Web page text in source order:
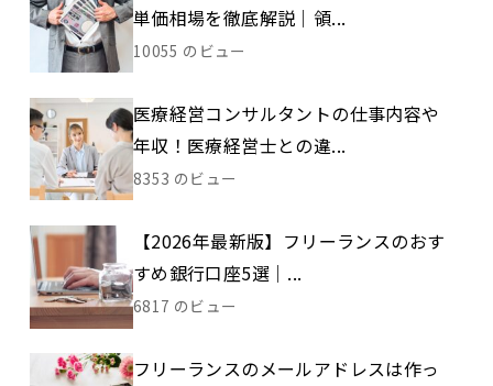
単価相場を徹底解説｜領...
10055 のビュー
医療経営コンサルタントの仕事内容や
年収！医療経営士との違...
8353 のビュー
【2026年最新版】フリーランスのおす
すめ銀行口座5選｜...
6817 のビュー
フリーランスのメールアドレスは作っ